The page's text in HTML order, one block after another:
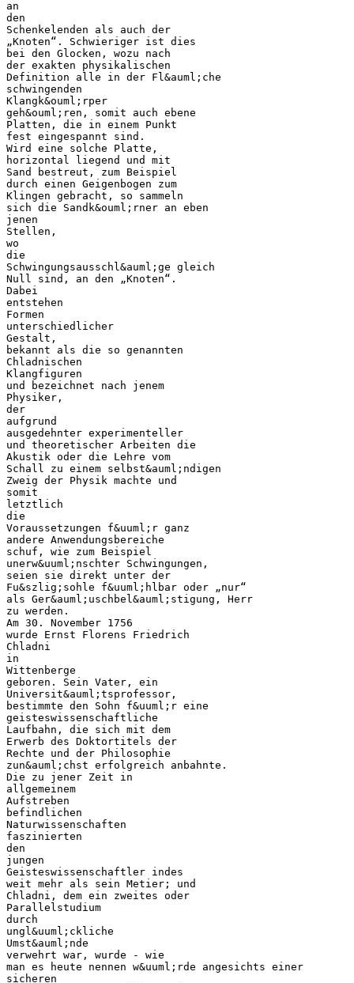
an
den
Schenkelenden als auch der
„Knoten“. Schwieriger ist dies
bei den Glocken, wozu nach
der exakten physikalischen
Definition alle in der Fl&auml;che
schwingenden
Klangk&ouml;rper
geh&ouml;ren, somit auch ebene
Platten, die in einem Punkt
fest eingespannt sind.
Wird eine solche Platte,
horizontal liegend und mit
Sand bestreut, zum Beispiel
durch einen Geigenbogen zum
Klingen gebracht, so sammeln
sich die Sandk&ouml;rner an eben
jenen
Stellen,
wo
die
Schwingungsausschl&auml;ge gleich
Null sind, an den „Knoten“.
Dabei
entstehen
Formen
unterschiedlicher
Gestalt,
bekannt als die so genannten
Chladnischen
Klangfiguren
und bezeichnet nach jenem
Physiker,
der
aufgrund
ausgedehnter experimenteller
und theoretischer Arbeiten die
Akustik oder die Lehre vom
Schall zu einem selbst&auml;ndigen
Zweig der Physik machte und
somit
letztlich
die
Voraussetzungen f&uuml;r ganz
andere Anwendungsbereiche
schuf, wie zum Beispiel
unerw&uuml;nschter Schwingungen,
seien sie direkt unter der
Fu&szlig;sohle f&uuml;hlbar oder „nur“
als Ger&auml;uschbel&auml;stigung, Herr
zu werden.
Am 30. November 1756
wurde Ernst Florens Friedrich
Chladni
in
Wittenberge
geboren. Sein Vater, ein
Universit&auml;tsprofessor,
bestimmte den Sohn f&uuml;r eine
geisteswissenschaftliche
Laufbahn, die sich mit dem
Erwerb des Doktortitels der
Rechte und der Philosophie
zun&auml;chst erfolgreich anbahnte.
Die zu jener Zeit in
allgemeinem
Aufstreben
befindlichen
Naturwissenschaften
faszinierten
den
jungen
Geisteswissenschaftler indes
weit mehr als sein Metier; und
Chladni, dem ein zweites oder
Parallelstudium
durch
ungl&uuml;ckliche
Umst&auml;nde
verwehrt war, wurde - wie
man es heute nennen w&uuml;rde angesichts einer
sicheren